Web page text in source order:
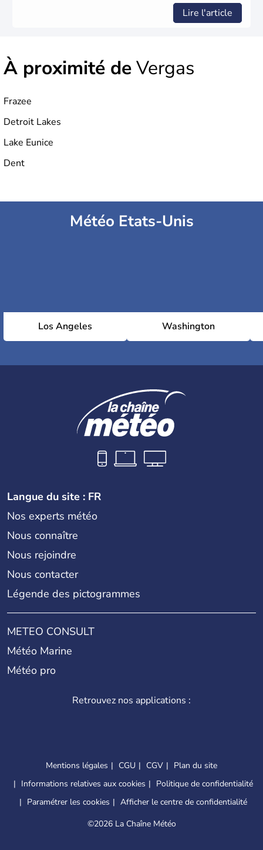
Lire l'article
À proximité deVergas
Frazee
Detroit Lakes
Lake Eunice
Dent
Météo Etats-Unis
Los Angeles Washington
Langue du site : FR
Nos experts météo
Nous connaître
Nous rejoindre
Nous contacter
Légende des pictogrammes
METEO CONSULT
Météo Marine
Météo pro
Retrouvez nos applications :
Mentions légales CGU CGV
Plan du site
Informations relatives aux cookies
Politique de confidentialité
Paramétrer les cookies
Afficher le centre de confidentialité
©2026 La Chaîne Météo